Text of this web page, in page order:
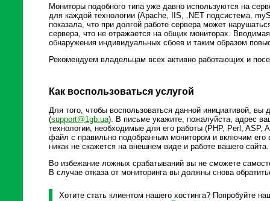
Мониторы подобного типа уже давно используются на
для каждой технологии (Apache, IIS, .NET подсистема,
показала, что при долгой работе сервера может
сервера, что не отражается на общих мониторах.
обнаружения индивидуальных сбоев и таким образом
Рекомендуем владельцам всех активно работающих и
Как воспользоваться услугой
Для того, чтобы воспользоваться данной инициативой,
(support@1gb.ua). В письме укажите, пожалуйста, адрес
технологии, необходимые для его работы (PHP, Perl,
файл с правильно подобранным монитором и включим
никак не скажется на внешнем виде и работе вашего сайта.
Во избежание ложных срабатываний вы не сможете
В случае отказа от мониторинга вы должны снова
Хотите стать клиентом нашего хостинга? Попробуйте